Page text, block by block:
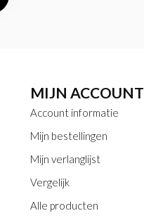
MIJN ACCOUNT
Account informatie
Mijn bestellingen
Mijn verlanglijst
Vergelijk
Alle producten